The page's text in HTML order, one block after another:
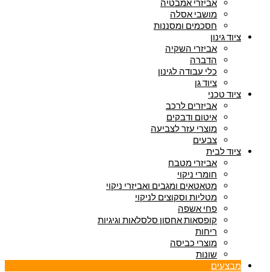
אביזרי אמבטיה
מושבי אסלה
חסכמים ומסננות
ציוד גינון
אביזרי השקיה
הדברה
כלי עבודה לגינון
ציוד גן
ציוד טכני
אביזרים לרכב
איטום ודבקים
מוצרי עזר לצביעה
צבעים
ציוד לבית
אביזרי מטבח
חומרי ניקוי
מטאטאים ומגבים ואביזרי ניקוי
מטליות וסקוצים לניקוי
פחי אשפה
קופסאות אחסון סלסלאות וגיגיות
ריחות
מוצרי כביסה
שונות
מבצעים